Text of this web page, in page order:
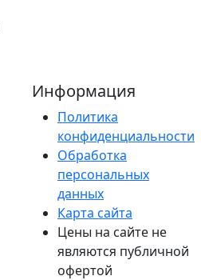
Информация
Политика
конфиденциальности
Обработка
персональных
данных
Карта сайта
Цены на сайте не
являются публичной
офертой